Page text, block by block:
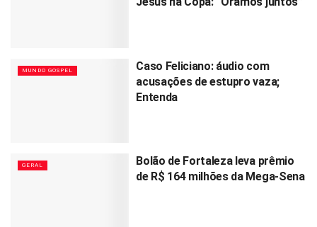
MUNDO GOSPEL
Caso Feliciano: áudio com
acusações de estupro vaza;
Entenda
GERAL
Bolão de Fortaleza leva prêmio
de R$ 164 milhões da Mega-Sena